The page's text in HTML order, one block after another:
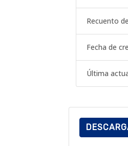
Recuento
Fecha de
Última